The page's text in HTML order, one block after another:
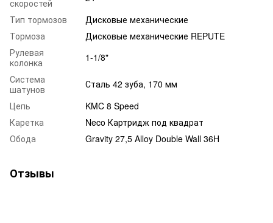
скоростей
Тип тормозов
Дисковые механические
Тормоза
Дисковые механические REPUTE
Рулевая
колонка
1-1/8"
Система
шатунов
Сталь 42 зуба, 170 мм
Цепь
KMC 8 Speed
Каретка
Neco Картридж под квадрат
Обода
Gravity 27,5 Alloy Double Wall 36H
Отзывы